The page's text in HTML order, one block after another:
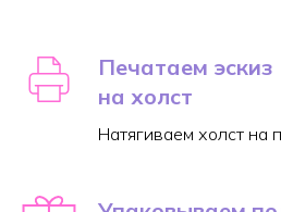
Печатаем эскиз
на холст
Натягиваем холст на